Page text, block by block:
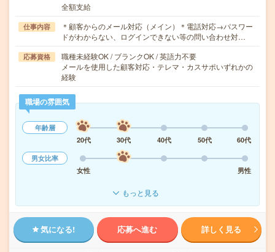
全額支給
仕事内容
＊顧客からのメール対応（メイン）＊電話対応→パスワー
ドがわからない、ログインできない等の問い合わせ対…
応募資格
職種未経験OK / ブランクOK / 英語力不要
メールを使用した顧客対応・テレマ・カスサポいずれかの
経験
職場の雰囲気
年齢層
20代
30代 40代 50代
60代
男女比率
女性
男性
もっと見る
気になる! 応募へ進む 詳しく見る